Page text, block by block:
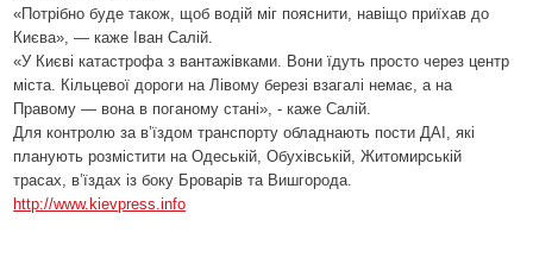
«Потрібно буде також, щоб водій міг пояснити, навіщо приїхав до
Києва», — каже Іван Салій.
«У Києві катастрофа з вантажівками. Вони їдуть просто через центр
міста. Кільцевої дороги на Лівому березі взагалі немає, а на
Правому — вона в поганому стані», - каже Салій.
Для контролю за в’їздом транспорту обладнають пости ДАІ, які
планують розмістити на Одеській, Обухівській, Житомирській
трасах, в’їздах із боку Броварів та Вишгорода.
http://www.kievpress.info